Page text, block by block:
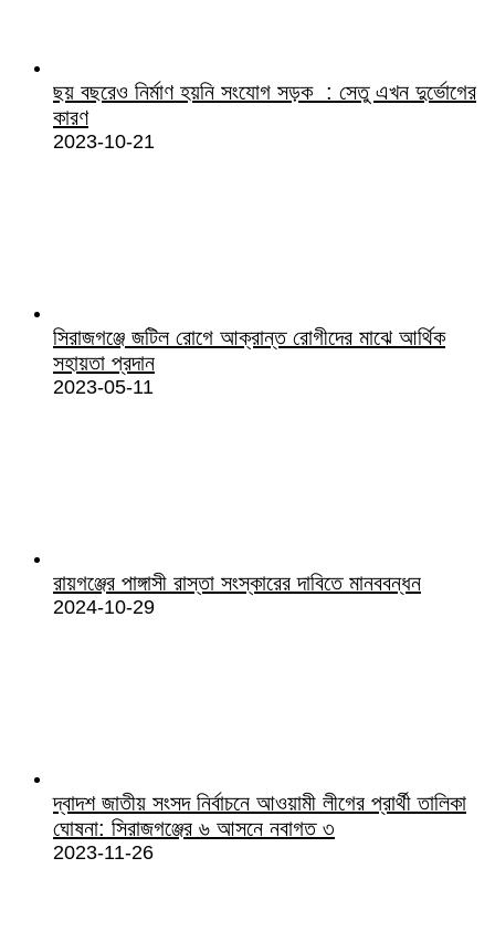
ছয় বছরেও নির্মাণ হয়নি সংযোগ সড়ক : সেতু এখন দুর্ভোগের
কারণ
2023-10-21
সিরাজগঞ্জে জটিল রোগে আক্রান্ত রোগীদের মাঝে আর্থিক
সহায়তা প্রদান
2023-05-11
রায়গঞ্জের পাঙ্গাসী রাস্তা সংস্কারের দাবিতে মানববন্ধন
2024-10-29
দ্বাদশ জাতীয় সংসদ নির্বাচনে আওয়ামী লীগের প্রার্থী তালিকা
ঘোষনা: সিরাজগঞ্জের ৬ আসনে নবাগত ৩
2023-11-26